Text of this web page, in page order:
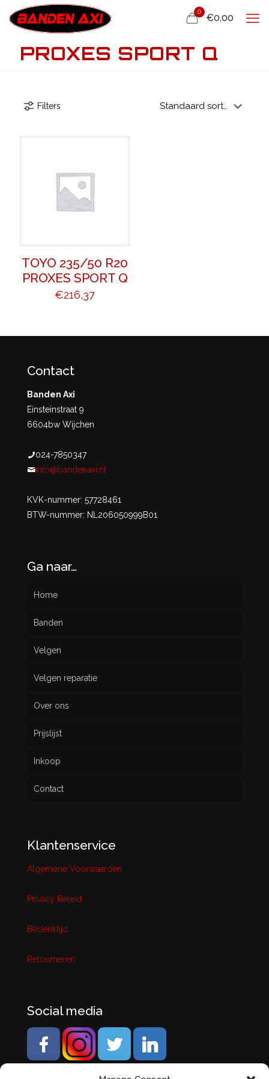
0
€0,00
PROXES SPORT Q
Filters
TOYO 235/50 R20
PROXES SPORT Q
€216,37
Contact
Banden Axi
Einsteinstraat 9
6604bw Wijchen
024-7850347
info@bandenaxi.nl
KVK-nummer: 57728461
BTW-nummer: NL206050999B01
Ga naar…
Home
Banden
Nieuw
Gebruikt
Velgen
Velgen reparatie
Over ons
Prijslijst
Inkoop
Contact
Klantenservice
Algemene Voorwaarden
Privacy Beleid
Bedenktijd
Retourneren
Social media